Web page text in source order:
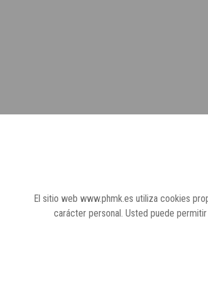
El sitio web www.phmk.es utiliza cookies
carácter personal. Usted puede